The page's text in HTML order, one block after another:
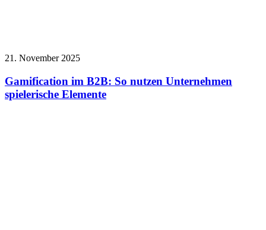
21. November 2025
Gamification im B2B: So nutzen Unternehmen
spielerische Elemente